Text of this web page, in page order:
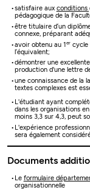
satisfaire aux conditions
pédagogique de la
être titulaire d’un
connexe, préparant
avoir obtenu au 1ercycle
l’équivalent;
démontrer une
production d'une lettre
une connaissance de la
textes complexes est
L'étudiant ayant
dans les organisations
moins 3,3 sur 4,3, peut
L'expérience
sera également
Documents
Le formulaire
organisationnelle